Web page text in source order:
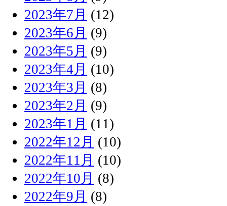
2023年7月 (12)
2023年6月 (9)
2023年5月 (9)
2023年4月 (10)
2023年3月 (8)
2023年2月 (9)
2023年1月 (11)
2022年12月 (10)
2022年11月 (10)
2022年10月 (8)
2022年9月 (8)